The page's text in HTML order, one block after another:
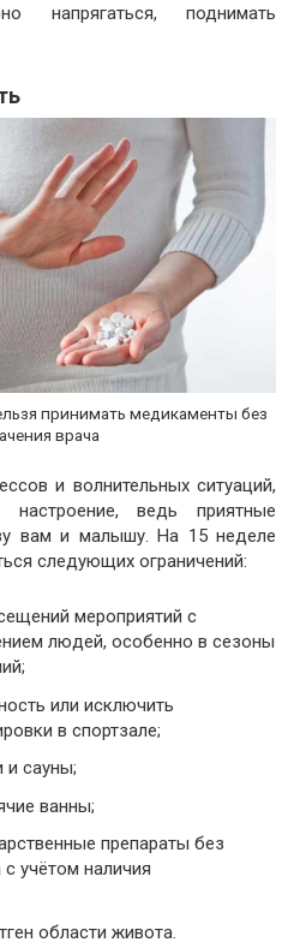
напрягаться, поднимать
принимать медикаменты без
врача
и волнительных ситуаций,
настроение, ведь приятные
вам и малышу. На 15 неделе
следующих ограничений:
мероприятий с
людей, особенно в сезоны
или исключить
в спортзале;
и сауны;
ванны;
препараты без
учётом наличия
области живота.